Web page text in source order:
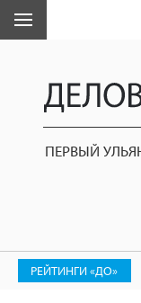
ПЕРВЫЙ
РЕЙТИНГИ «ДО»